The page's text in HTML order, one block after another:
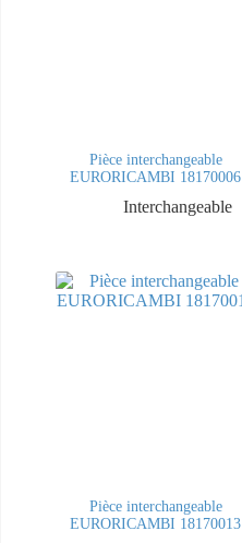
Pièce interchangeable
EURORICAMBI 18170006
Interchangeable
Pièce interchangeable
EURORICAMBI 18170013